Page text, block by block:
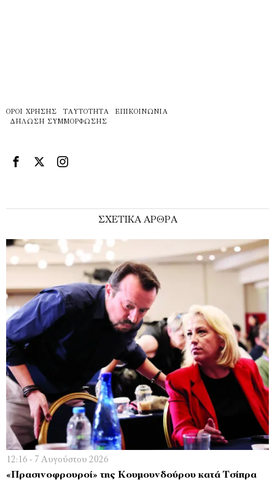
ΌΡΟΙ ΧΡΉΣΗΣ ΤΑΥΤΌΤΗΤΑ
ΕΠΙΚΟΙΝΩΝΊΑ
ΔΉΛΩΣΗ ΣΥΜΜΌΡΦΩΣΗΣ
ΣΧΕΤΙΚΑ ΑΡΘΡΑ
12:16 - 7 Αυγούστου 2026
«Πρασινοφρουροί» της Κουμουνδούρου κατά Τσίπρα